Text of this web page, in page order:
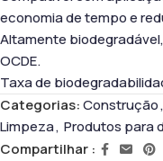
economia de tempo e
Altamente
OCDE.
Taxa de
Categorias:Construção,
Limpeza, Produtos para
Compartilhar :